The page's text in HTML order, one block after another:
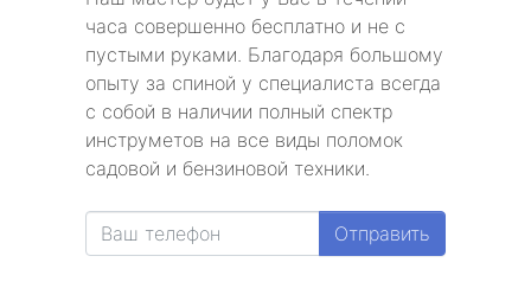
часа совершенно бесплатно и не с
пустыми руками. Благодаря большому
опыту за спиной у специалиста всегда
с собой в наличии полный спектр
инструметов на все виды поломок
садовой и бензиновой техники.
Отправить